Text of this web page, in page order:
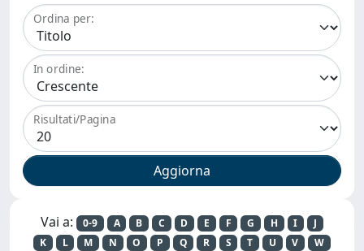
Ordina per:
In ordine:
Risultati/Pagina
Vai a: 0-9 A B C D E F G H I
J
K
L M N O P Q R S T U V
W